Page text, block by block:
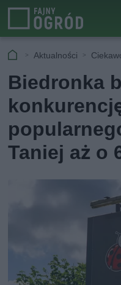
Aktualności
Biedronka
Taniej aż o